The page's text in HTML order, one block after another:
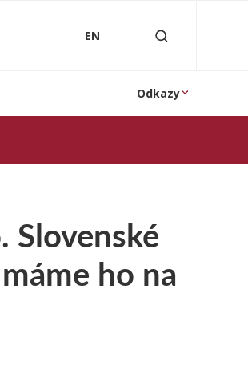
EN
Odkazy
Slovenské
ho na